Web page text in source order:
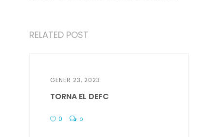
RELATED POST
GENER 23, 2023
TORNA EL DEFC
0 0